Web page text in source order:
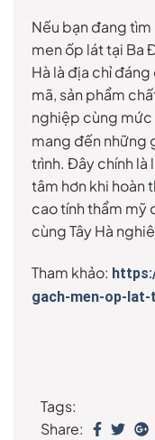
Nếu bạn đang
men ốp lát tại Ba
Hà là địa chỉ
mã, sản phẩm
nghiệp cùng mức
mang đến những
trình. Đây chính là
tâm hơn khi hoàn
cao tính thẩm mỹ
cùng Tây Hà
Tham khảo:
gach-men-op-
Tags:
Share: